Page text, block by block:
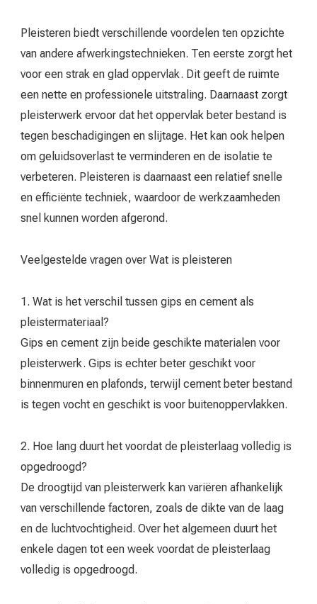
Pleisteren biedt verschillende voordelen ten opzichte
van andere afwerkingstechnieken. Ten eerste zorgt het
voor een strak en glad oppervlak. Dit geeft de ruimte
een nette en professionele uitstraling. Daarnaast zorgt
pleisterwerk ervoor dat het oppervlak beter bestand is
tegen beschadigingen en slijtage. Het kan ook helpen
om geluidsoverlast te verminderen en de isolatie te
verbeteren. Pleisteren is daarnaast een relatief snelle
en efficiënte techniek, waardoor de werkzaamheden
snel kunnen worden afgerond.
Veelgestelde vragen over Wat is pleisteren
1. Wat is het verschil tussen gips en cement als
pleistermateriaal?
Gips en cement zijn beide geschikte materialen voor
pleisterwerk. Gips is echter beter geschikt voor
binnenmuren en plafonds, terwijl cement beter bestand
is tegen vocht en geschikt is voor buitenoppervlakken.
2. Hoe lang duurt het voordat de pleisterlaag volledig is
opgedroogd?
De droogtijd van pleisterwerk kan variëren afhankelijk
van verschillende factoren, zoals de dikte van de laag
en de luchtvochtigheid. Over het algemeen duurt het
enkele dagen tot een week voordat de pleisterlaag
volledig is opgedroogd.